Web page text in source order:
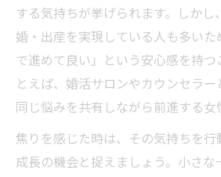
する気持ちが挙げられます。しか
婚・出産を実現している人も多いた
で進めて良い」という安心感を持つ
とえば、婚活サロンやカウンセラー
同じ悩みを共有しながら前進する女
焦りを感じた時は、その気持ちを
成長の機会と捉えましょう。小さな